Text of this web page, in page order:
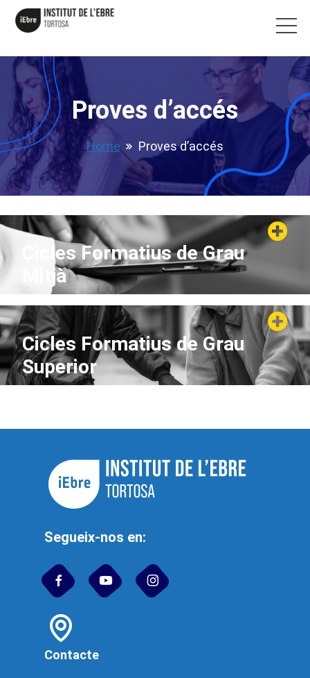
Proves d’accés
Home Proves d’accés
Cicles Formatius de Grau
Mitjà
Cicles Formatius de Grau
Superior
Segueix-nos en:
Contacte